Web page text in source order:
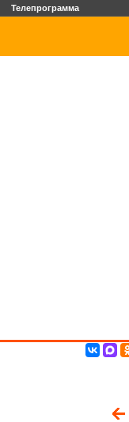
Телепрограмма